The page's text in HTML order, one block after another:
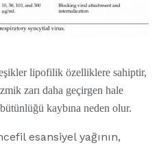
lipofilik özelliklere sahiptir,
zarı daha geçirgen hale
kaybına neden olur.
esansiyel yağının,